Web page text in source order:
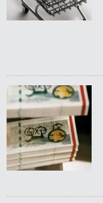
3,80 kr.
1,90 kr.